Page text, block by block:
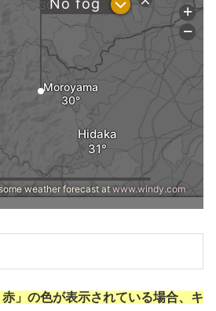
赤」の色が表示されている場合、キ